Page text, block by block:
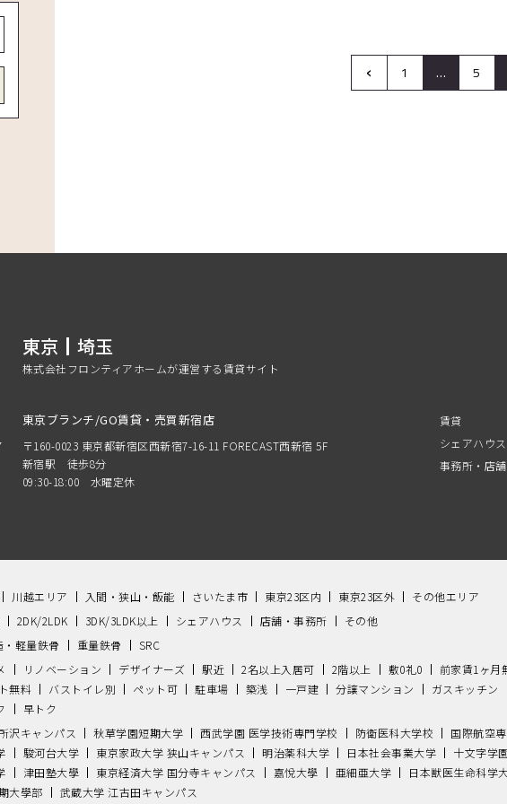
‹ 1 … 5
東京 埼玉
株式会社フロンティアホームが運営する賃貸サイト
東京ブランチ/GO賃貸・売買新宿店
〒160-0023 東京都新宿区西新宿7-16-11 FORECAST西新宿 5F
新宿駅 徒歩8分
09:30-18:00 水曜定休
賃貸
シェアハウス
事務所・店舗
川越エリア 入間・狭山・飯能 さいたま市 東京23区内 東京23区外
その他エリア
2DK/2LDK 3DK/3LDK以上 シェアハウス 店舗・事務所
その他
・軽量鉄骨 重量鉄骨
SRC
リノベーション デザイナーズ 駅近 2名以上入居可 2階以上 敷0礼0
前家賃1ヶ月
無料
バストイレ別 ペット可 駐車場 築浅 一戸建 分譲マンション
ガスキッチン
早トク
沢キャンパス 秋草学園短期大学 西武学園 医学技術専門学校 防衛医科大学校
国際航空
駿河台大学 東京家政大学 狭山キャンパス 明治薬科大学 日本社会事業大学
十文字学
津田塾大學 東京経済大学 国分寺キャンパス 嘉悅大學 亜細亜大学
日本獣医生命科学
大學部
武蔵大学 江古田キャンパス